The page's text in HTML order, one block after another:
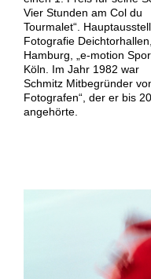
Vier Stunden am Col du
Tourmalet“.
Fotografie Deichtorhallen,
Hamburg, „e-motion
Köln. Im Jahr 1982 war
Schmitz Mitbegründer
Fotografen“, der er bis
angehörte.